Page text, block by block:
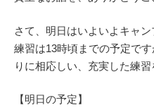
さて、明日はいよいよキャン
練習は13時頃までの予定で
りに相応しい、充実した練習
【明日の予定】